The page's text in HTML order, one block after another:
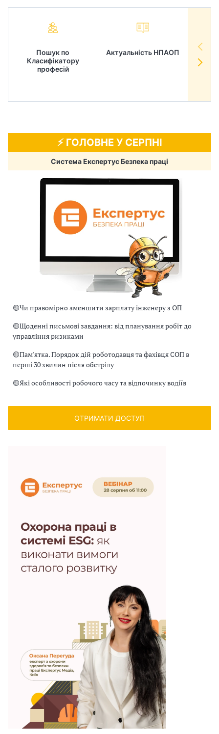
Пошук по
Класифікатору
професій
Актуальність НПАОП
⚡️ ГОЛОВНЕ У СЕРПНІ
Система Експертус Безпека праці
🟡Чи правомірно зменшити зарплату інженеру з ОП
🟡Щоденні письмові завдання: від планування робіт до
управління ризиками
🟡Пам'ятка. Порядок дій роботодавця та фахівця СОП в
перші 30 хвилин після обстрілу
🟡Які особливості робочого часу та відпочинку водіїв
ОТРИМАТИ ДОСТУП